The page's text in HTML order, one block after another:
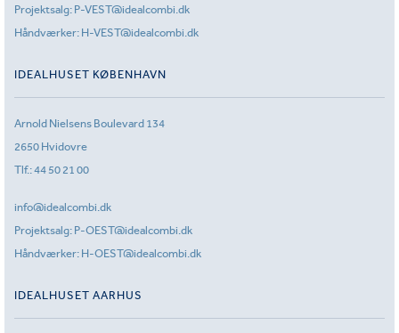
Projektsalg: P-VEST@idealcombi.dk
Håndværker: H-VEST@idealcombi.dk
IDEALHUSET KØBENHAVN
Arnold Nielsens Boulevard 134
2650 Hvidovre
Tlf.:44 50 21 00
info@idealcombi.dk
Projektsalg: P-OEST@idealcombi.dk
Håndværker: H-OEST@idealcombi.dk
IDEALHUSET AARHUS